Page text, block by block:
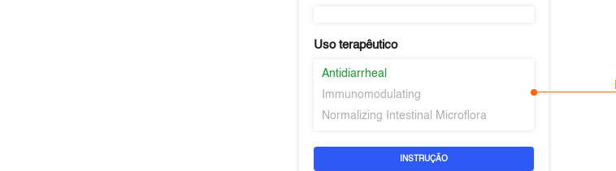
Uso terapêutico
Antidiarrheal
Immunomodulating
Normalizing Intestinal Microflora
INSTRUÇÃO